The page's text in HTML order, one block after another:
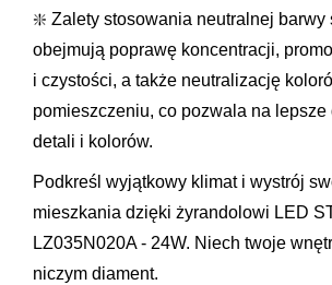
❇️ Zalety stosowania neutralnej barwy
obejmują poprawę koncentracji,
i czystości, a także neutralizację
pomieszczeniu, co pozwala na lepsze
detali i kolorów.
Podkreśl wyjątkowy klimat i wystrój
mieszkania dzięki żyrandolowi LED
LZ035N020A - 24W. Niech twoje
niczym diament.